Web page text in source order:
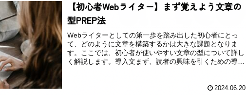
【初心者Webライター】まず覚えよう文章の
型PREP法
Webライターとしての第一歩を踏み出した初心者にとっ
て、どのように文章を構築するかは大きな課題となりま
す。ここでは、初心者が使いやすい文章の型について詳し
く解説します。導入文まず、読者の興味を引くための導入
2024.06.20